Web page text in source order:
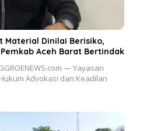
Material Dinilai Berisiko,
Pemkab Aceh Barat Bertindak
— Yayasan
Advokasi dan Keadilan